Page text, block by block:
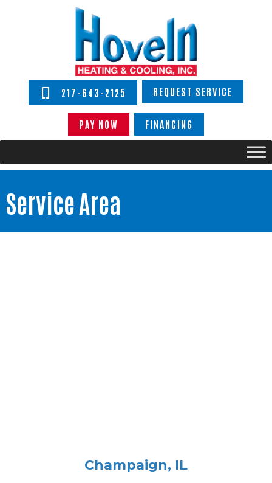
217-643-2125 REQUEST SERVICE
PAY NOW FINANCING
Service Area
Champaign, IL